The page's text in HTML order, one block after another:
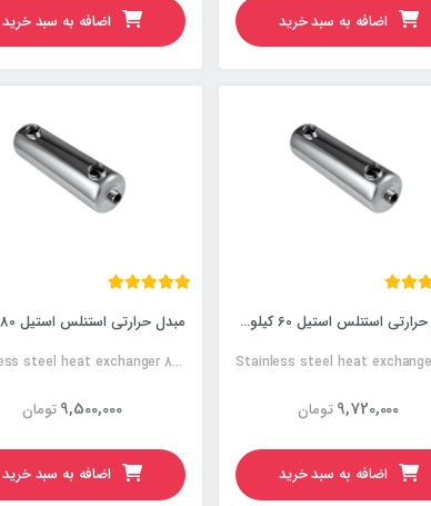
اضافه به سبد خرید اضافه به سبد خرید
مبدل حرارتی استنلس استیل 60 کیلووات
تومان9,720,000
اضافه به سبد خرید
Stainless steel heat exchanger 80KW
تومان9,500,000
اضافه به سبد خرید